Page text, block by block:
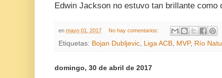
Edwin Jackson no estuvo tan brillante como
en mayo 01, 2017 No hay comentarios:
Etiquetas: Bojan Dubljevic, Liga ACB, MVP, Río
domingo, 30 de abril de 2017